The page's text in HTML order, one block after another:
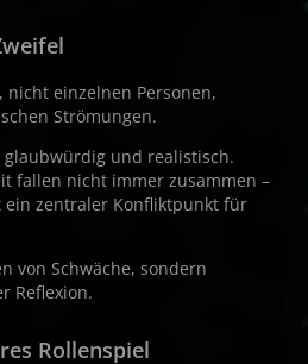
, nicht einzelnen Personen,
Strömungen.
und realistisch.
fallen nicht immer zusammen –
ein zentraler Konfliktpunkt für
von Schwäche, sondern
Reflexion.
Rollenspiel